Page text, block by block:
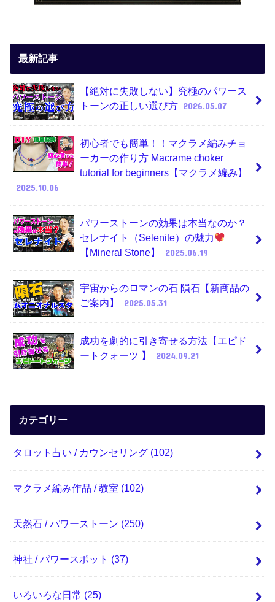
最新記事
【絶対に失敗しない】究極のパワース
トーンの正しい選び方 2026.05.07
初心者でも簡単！！マクラメ編みチョ
ーカーの作り方 Macrame choker
tutorial for beginners【マクラメ編み】
2025.10.06
パワーストーンの効果は本当なのか？
セレナイト（Selenite）の魅力
【Mineral Stone】
2025.06.19
宇宙からのロマンの石 隕石【新商品の
ご案内】
2025.05.31
成功を劇的に引き寄せる方法【エピド
ートクォーツ 】
2024.09.21
カテゴリー
タロット占い / カウンセリング (102)
マクラメ編み作品 / 教室 (102)
天然石 / パワーストーン (250)
神社 / パワースポット (37)
いろいろな日常 (25)